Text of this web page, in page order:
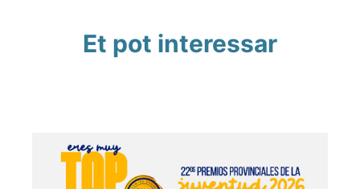
Et pot interessar